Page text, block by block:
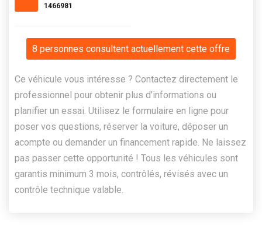
1466981
8 personnes consultent actuellement cette offre
Ce véhicule vous intéresse ? Contactez directement le
professionnel pour obtenir plus d’informations ou
planifier un essai. Utilisez le formulaire en ligne pour
poser vos questions, réserver la voiture, déposer un
acompte ou demander un financement rapide. Ne laissez
pas passer cette opportunité ! Tous les véhicules sont
garantis minimum 3 mois, contrôlés, révisés avec un
contrôle technique valable.